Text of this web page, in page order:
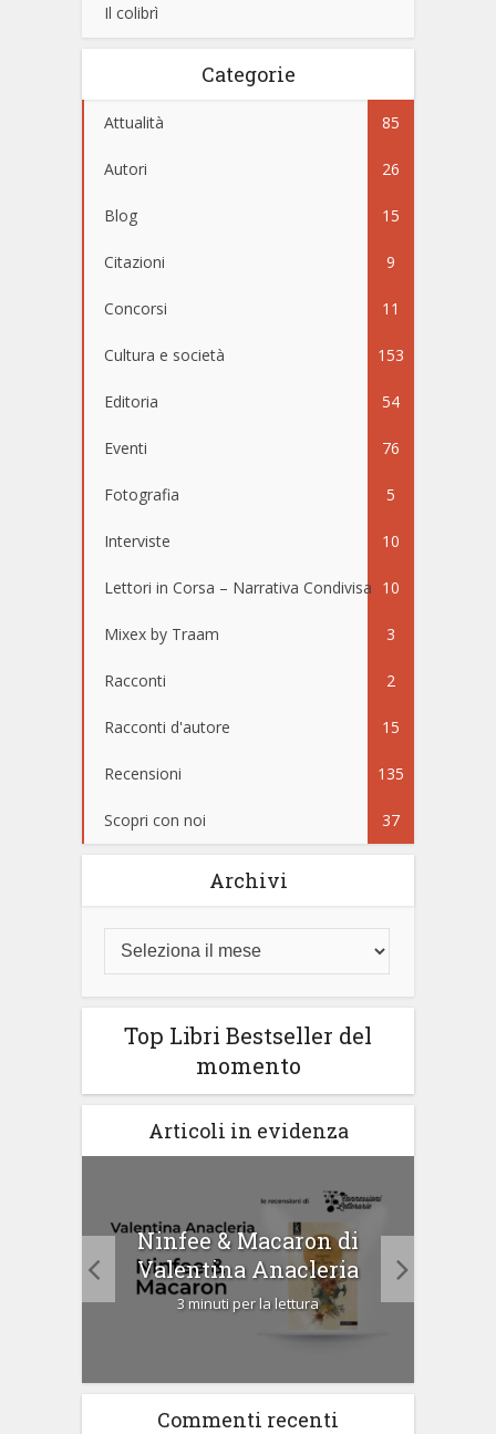
Il colibrì
Categorie
Attualità 85
Autori 26
Blog 15
Citazioni 9
Concorsi 11
Cultura e società 153
Editoria 54
Eventi 76
Fotografia 5
Interviste 10
Lettori in Corsa – Narrativa Condivisa 10
Mixex by Traam 3
Racconti 2
Racconti d'autore 15
Recensioni 135
Scopri con noi 37
Archivi
Top Libri Bestseller del
momento
Articoli in evidenza
Ninfee & Macaron di
Valentina Anacleria
3 minuti per la lettura
Commenti recenti